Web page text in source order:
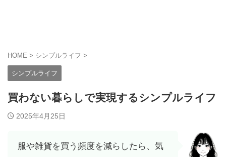
HOME > シンプルライフ >
シンプルライフ
買わない暮らしで実現するシンプルライフ
2025年4月25日
服や雑貨を買う頻度を減らしたら、気